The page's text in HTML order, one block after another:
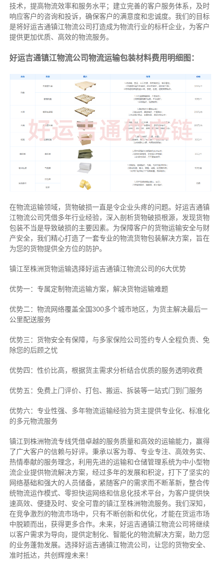
技术，提高物流效率和服务水平；建立完善的客户服务体系，及时
响应客户的咨询和投诉，确保客户的满意度和忠诚度。我们的目标
是将好运吉通镇江物流公司打造成为物流行业的标杆企业，为客户
提供更加优质、高效的物流服务。
好运吉通镇江物流公司物流运输包装材料费用明细图：
在物流运输领域，货物破损一直是令企业头疼的问题。好运吉通镇
江物流公司凭借多年行业经验，深入剖析货物破损根源，发现货物
包装不当是导致破损的主要因素。为保障客户的货物运输安全与财
产安全，我们精心打造了一套专业的物流货物包装解决方案，旨在
为您的货物提供全方位的防护。
镇江至株洲货物运输选择好运吉通镇江物流公司的6大优势
优势一：专属定制物流运输方案，解决货物运输难题
优势二：物流网络覆盖全国300多个城市地区，为货主解决最后一
公里配送服务
优势三：货物安全有保障，与多家保险公司签约专人全程负责、免
除您的后顾之忧
优势四：性价比高，根据货主需求分析结合优质的服务透明收费
优势五：免费上门评价、打包、搬运、拆装等一站式门到门服务
优势六：专业性强、多年物流运输经验为货主提供专业化、标准化
的多元物流服务
镇江到株洲物流专线凭借卓越的服务质量和高效的运输能力，赢得
了广大客户的信赖与好评。 秉承以客为尊、专业专注、高效务实、
热情奉献的服务理念，利用先进的运输和仓储管理系统为中小型物
流企业提供物流解决方案，经过多年的发展和积淀，打下了坚实的
网络基础和强大的人员储备，紧随客户的需求而不断革新，整合传
统物流运作模式、零担快运网络和信息化技术平台，为客户提供快
速高效、便捷及时、安全可靠的镇江至株洲物流服务。 我们深知，
在竞争激烈的物流市场中，只有不断创新和优化，才能在货运市场
中脱颖而出，获得更多合作。 未来，好运吉通镇江物流公司将继续
以客户需求为导向，提供定制化、智能化的物流解决方案，助力您
的业务蓬勃发展。选择好运吉通镇江物流公司，让您的货物安全、
准时抵达，共创辉煌未来！